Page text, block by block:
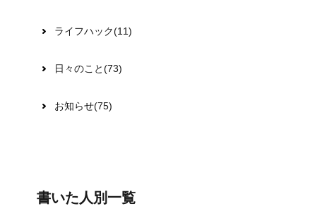
ライフハック(11)
日々のこと(73)
お知らせ(75)
書いた人別一覧